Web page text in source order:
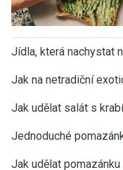
Jídla, která nachystat
Jak na netradiční
Jak udělat salát s
Jednoduché
Jak udělat